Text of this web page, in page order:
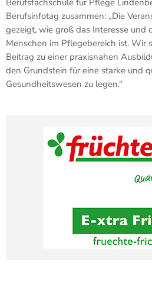
Berufsinfotag zusammen: „Die
gezeigt, wie groß das Interesse und
Menschen im Pflegebereich ist. Wir
Beitrag zu einer praxisnahen
den Grundstein für eine starke und
Gesundheitswesen zu legen.“